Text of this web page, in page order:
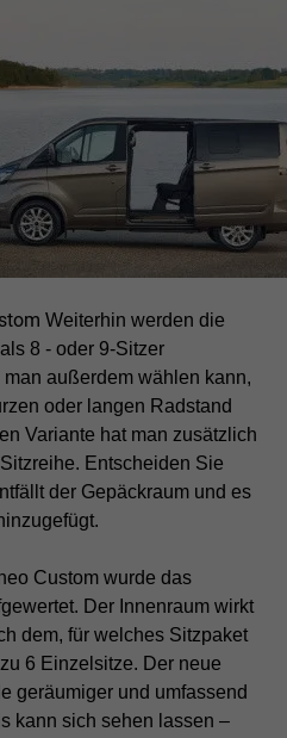
Weiterhin werden die
8 - oder 9-Sitzer
außerdem wählen kann,
oder langen Radstand
Variante hat man zusätzlich
Entscheiden Sie
der Gepäckraum und es
Custom wurde das
Der Innenraum wirkt
dem, für welches Sitzpaket
6 Einzelsitze. Der neue
geräumiger und umfassend
kann sich sehen lassen –